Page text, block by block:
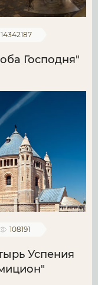
14342187
Господня"
108191
Успения